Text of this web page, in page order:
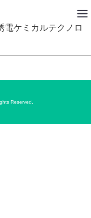
電ケミカルテクノロ
Reserved.